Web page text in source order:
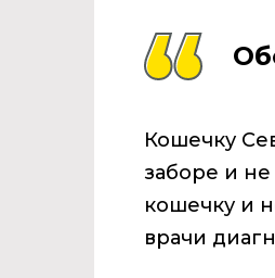
Кошечку
заборе и
кошечку и
врачи